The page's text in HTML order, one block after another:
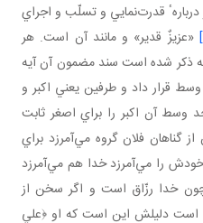
قدرت‌نمايي و تسلّب و اجراي
«عزيزٌ قدير» و مانند آن است. هر
ذكر شده است سند مضمون آن آيه
قرار داد و طرفين يعني اكبر و
وسط آن اكبر را براي اصغر ثابت
گناهان فلان گروه مي‌آمرزد براي
را مي‌آمرزد خدا هم مي‌آمرزد
خدا رزّاق است و اگر سخن از
است دليلش اين است كه او ﴿علي